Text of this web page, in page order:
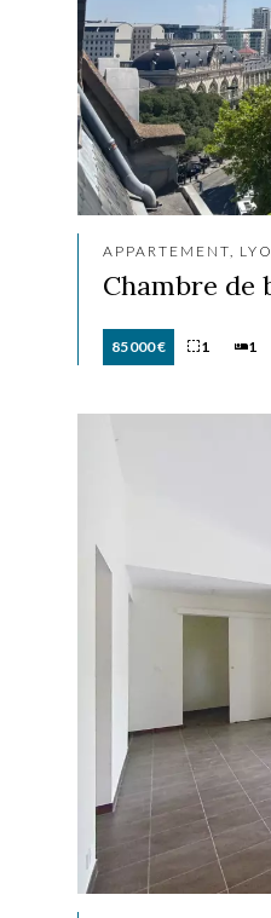
APPARTEMENT,
Chambre de
85 000 € 1 1